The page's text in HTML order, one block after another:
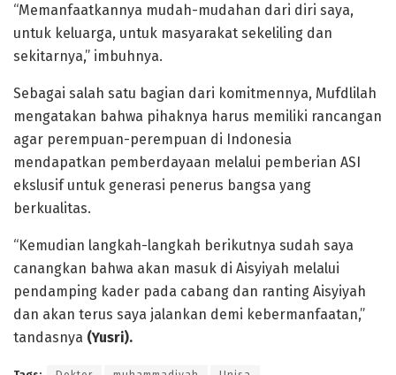
“Memanfaatkannya mudah-mudahan dari diri saya,
untuk keluarga, untuk masyarakat sekeliling dan
sekitarnya,” imbuhnya.
Sebagai salah satu bagian dari komitmennya, Mufdlilah
mengatakan bahwa pihaknya harus memiliki rancangan
agar perempuan-perempuan di Indonesia
mendapatkan pemberdayaan melalui pemberian ASI
ekslusif untuk generasi penerus bangsa yang
berkualitas.
“Kemudian langkah-langkah berikutnya sudah saya
canangkan bahwa akan masuk di Aisyiyah melalui
pendamping kader pada cabang dan ranting Aisyiyah
dan akan terus saya jalankan demi kebermanfaatan,”
tandasnya (Yusri).